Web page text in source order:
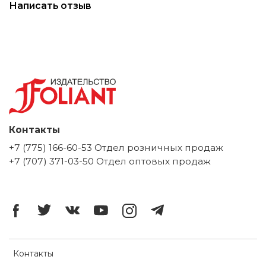
Написать отзыв
Контакты
Контакты
+7 (775) 166-60-53 Отдел розничных продаж
+7 (707) 371-03-50 Отдел оптовых продаж